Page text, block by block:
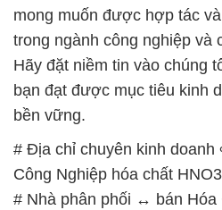
mong muốn được hợp tác
trong ngành công nghiệp và
Hãy đặt niềm tin vào chúng
bạn đạt được mục tiêu kinh
bền vững.
# Địa chỉ chuyên kinh doanh
Công Nghiệp hóa chất
# Nhà phân phối ↔ bán Hóa